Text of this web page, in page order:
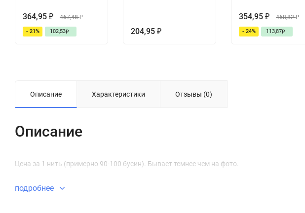
364,95 ₽ 467,48₽
- 21% 102,53₽ 204,95 ₽
354,95 ₽ 468,82₽
- 24% 113,87₽
Описание Характеристики Отзывы (0)
Описание
Цена за 1 нить (примерно 90-100 бусин). Бывает темнее чем на фото.
подробнее